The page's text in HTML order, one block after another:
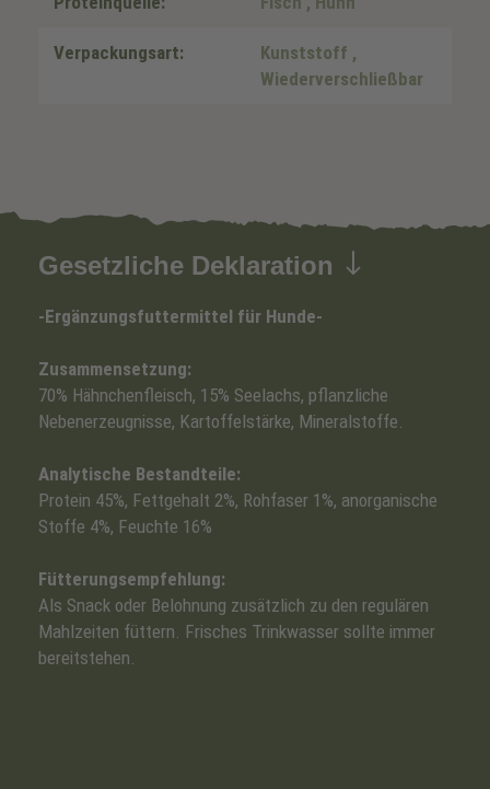
Verpackungsart: Kunststoff ,
Wiederverschließbar
Gesetzliche Deklaration
-Ergänzungsfuttermittel für Hunde-
Zusammensetzung:
70% Hähnchenfleisch, 15% Seelachs, pflanzliche
Nebenerzeugnisse, Kartoffelstärke, Mineralstoffe.
Analytische Bestandteile:
Protein 45%, Fettgehalt 2%, Rohfaser 1%, anorganische
Stoffe 4%, Feuchte 16%
Fütterungsempfehlung:
Als Snack oder Belohnung zusätzlich zu den regulären
Mahlzeiten füttern. Frisches Trinkwasser sollte immer
bereitstehen.